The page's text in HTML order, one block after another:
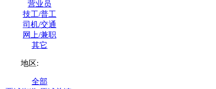
营业员
技工/普工
司机/交通
网上/兼职
其它
地区:
全部